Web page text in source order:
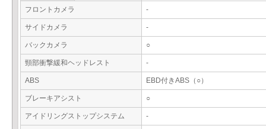
フロントカメラ -
サイドカメラ -
バックカメラ ○
頸部衝撃緩和ヘッドレスト -
ABS EBD付きABS（○）
ブレーキアシスト ○
アイドリングストップシステム -